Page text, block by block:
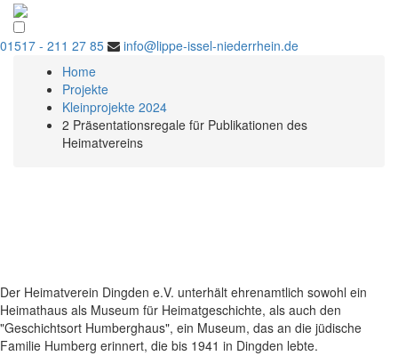
- 211 27 85
info@lippe-issel-niederrhein.de
Home
Projekte
Kleinprojekte 2024
2 Präsentationsregale für Publikationen des
Heimatvereins
Der Heimatverein Dingden e.V. unterhält ehrenamtlich sowohl ein
Heimathaus als Museum für Heimatgeschichte, als auch den
"Geschichtsort Humberghaus", ein Museum, das an die jüdische
Familie Humberg erinnert, die bis 1941 in Dingden lebte.